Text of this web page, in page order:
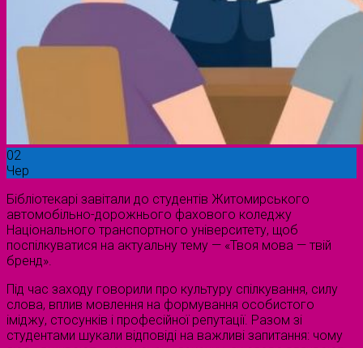
02
Чер
Бібліотекарі завітали до студентів Житомирського
автомобільно-дорожнього фахового коледжу
Національного транспортного університету, щоб
поспілкуватися на актуальну тему — «Твоя мова — твій
бренд».
Під час заходу говорили про культуру спілкування, силу
слова, вплив мовлення на формування особистого
іміджу, стосунків і професійної репутації. Разом зі
студентами шукали відповіді на важливі запитання: чому